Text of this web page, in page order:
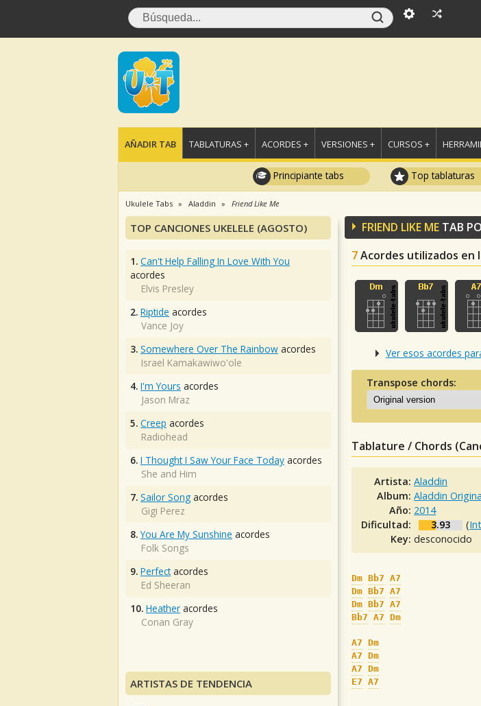
AÑADIR TAB TABLATURAS + ACORDES + VERSIONES + CURSOS +
Principiante tabs Top tablaturas
Ukulele Tabs Aladdin Friend Like Me
FRIEND LIKE ME TAB
7Acordes utilizados en
Ver esos acordes
Transpose chords:
Tablature / Chords
Artista:Aladdin
Album:Aladdin
Año: 2014
Dificultad:
3.93 (
Key:desconocido
Dm Bb7 A7
Dm Bb7 A7
Dm Bb7 A7
Bb7 A7 Dm
A7 Dm
A7 Dm
A7 Dm
E7 A7
TOP CANCIONES UKELELE (AGOSTO)
1. Can't Help Falling In Love With You
acordes
Elvis Presley
2. Riptide acordes
Vance Joy
3. Somewhere Over The Rainbow acordes
Israel Kamakawiwo'ole
4. I'm Yours acordes
Jason Mraz
5. Creep acordes
Radiohead
6. I Thought I Saw Your Face Today acordes
She and Him
7. Sailor Song acordes
Gigi Perez
8. You Are My Sunshine acordes
Folk Songs
9. Perfectacordes
Ed Sheeran
10. Heather acordes
Conan Gray
ARTISTAS DE TENDENCIA